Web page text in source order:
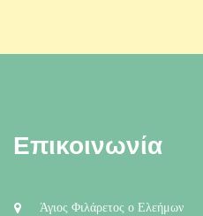
Επικοινωνία
Άγιος Φιλάρετος ο Ελεήμων